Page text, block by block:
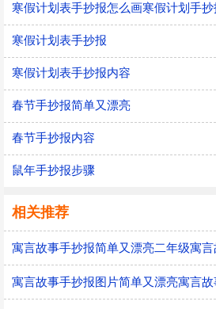
寒假计划表手抄报
寒假计划表手抄报内容
春节手抄报简单又漂亮
春节手抄报内容
鼠年手抄报步骤
相关推荐
寓言故事手抄报简单又漂亮二年级寓
寓言故事手抄报图片简单又漂亮寓言